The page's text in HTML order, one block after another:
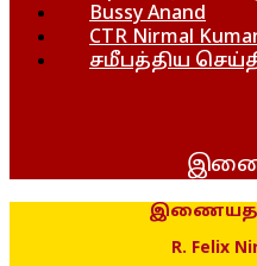
Bussy Anand
CTR Nirmal
சமீபத்திய
இணையதள
R. Felix